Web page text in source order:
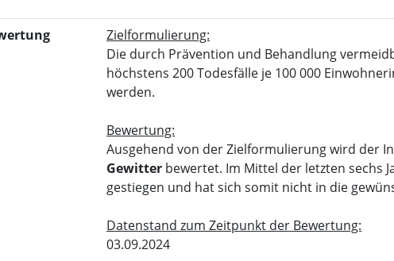
Zielformulierung:
Die durch Prävention und Behandlung
höchstens 200 Todesfälle je 100 000
werden.
Bewertung:
Ausgehend von der Zielformulierung wird der
Gewitter bewertet. Im Mittel der letzten sechs
gestiegen und hat sich somit nicht in die
Datenstand zum Zeitpunkt der Bewertung:
03.09.2024